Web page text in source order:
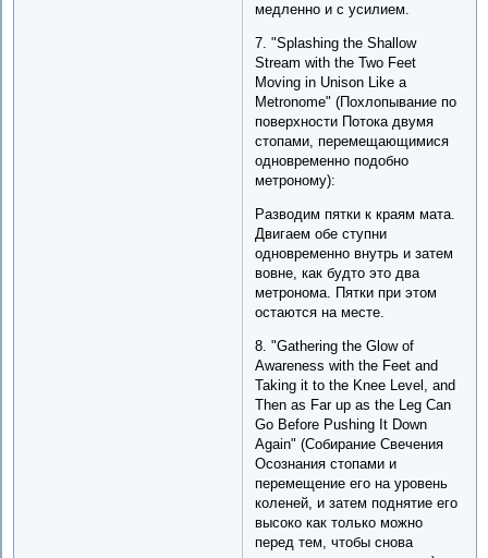
медленно и с усилием.
7. "Splashing the Shallow
Stream with the Two Feet
Moving in Unison Like a
Metronome" (Похлопывание по
поверхности Потока двумя
стопами, перемещающимися
одновременно подобно
метроному):
Разводим пятки к краям мата.
Двигаем обе ступни
одновременно внутрь и затем
вовне, как будто это два
метронома. Пятки при этом
остаются на месте.
8. "Gathering the Glow of
Awareness with the Feet and
Taking it to the Knee Level, and
Then as Far up as the Leg Can
Go Before Pushing It Down
Again" (Собирание Свечения
Осознания стопами и
перемещение его на уровень
коленей, и затем поднятие его
высоко как только можно
перед тем, чтобы снова